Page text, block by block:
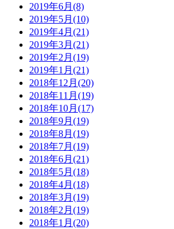
2019年6月(8)
2019年5月(10)
2019年4月(21)
2019年3月(21)
2019年2月(19)
2019年1月(21)
2018年12月(20)
2018年11月(19)
2018年10月(17)
2018年9月(19)
2018年8月(19)
2018年7月(19)
2018年6月(21)
2018年5月(18)
2018年4月(18)
2018年3月(19)
2018年2月(19)
2018年1月(20)